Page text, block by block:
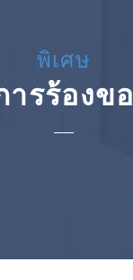
พิเศษ
ารร้องขอ